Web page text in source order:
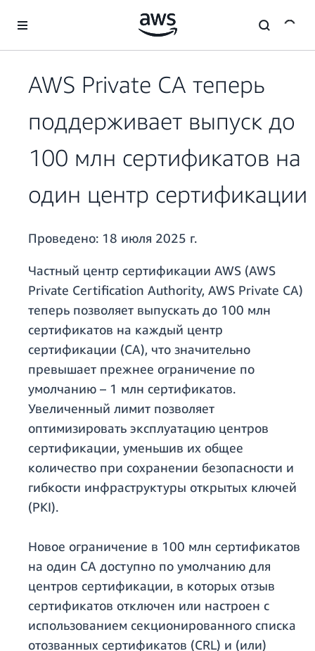
Перейти к главному контенту
AWS Private CA теперь
поддерживает выпуск до
100 млн сертификатов на
один центр сертификации
Проведено: 18 июля 2025 г.
Частный центр сертификации AWS (AWS
Private Certification Authority, AWS Private CA)
теперь позволяет выпускать до 100 млн
сертификатов на каждый центр
сертификации (CA), что значительно
превышает прежнее ограничение по
умолчанию – 1 млн сертификатов.
Увеличенный лимит позволяет
оптимизировать эксплуатацию центров
сертификации, уменьшив их общее
количество при сохранении безопасности и
гибкости инфраструктуры открытых ключей
(PKI).
Новое ограничение в 100 млн сертификатов
на один CA доступно по умолчанию для
центров сертификации, в которых отзыв
сертификатов отключен или настроен с
использованием секционированного списка
отозванных сертификатов (CRL) и (или)